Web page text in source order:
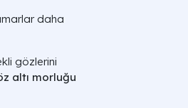
daha
gözlerini
altı morluğu